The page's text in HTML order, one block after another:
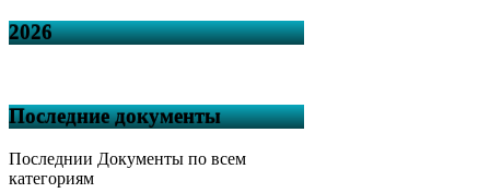
2026
Последние документы
Последнии Документы по всем
категориям